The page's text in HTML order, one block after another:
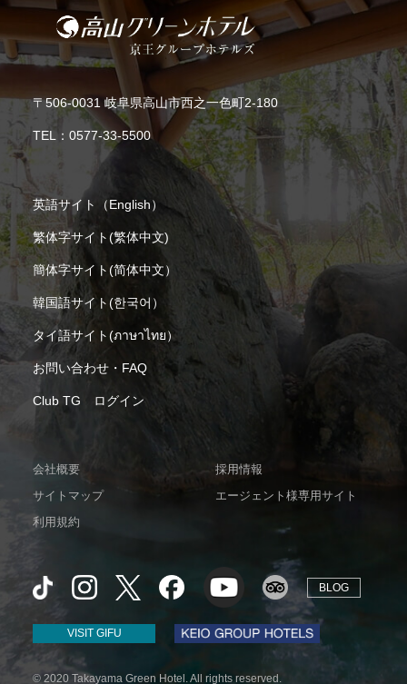
〒506-0031 岐阜県高山市西之一色町2-180
TEL： 0577-33-5500
英語サイト（English）
繁体字サイト(繁体中文)
簡体字サイト(简体中文）
韓国語サイト(한국어）
タイ語サイト(ภาษาไทย）
お問い合わせ・FAQ
Club TG ログイン
会社概要
採用情報
サイトマップ
エージェント様専用サイト
利用規約
BLOG
VISIT GIFU
© 2020 Takayama Green Hotel. All rights reserved.